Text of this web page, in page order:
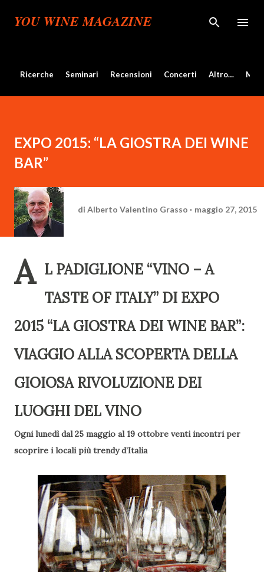
Passa ai contenuti principali
YOU WINE MAGAZINE
Ricerche Seminari Recensioni Concerti Altro…
EXPO 2015: “LA GIOSTRA DEI WINE
BAR”
di Alberto Valentino Grasso maggio 27, 2015
A L PADIGLIONE “VINO – A
TASTE OF ITALY” DI EXPO
2015 “LA GIOSTRA DEI WINE BAR”:
VIAGGIO ALLA SCOPERTA DELLA
GIOIOSA RIVOLUZIONE DEI
LUOGHI DEL VINO
Ogni lunedì dal 25 maggio al 19 ottobre venti incontri per
scoprire i locali più trendy d’Italia